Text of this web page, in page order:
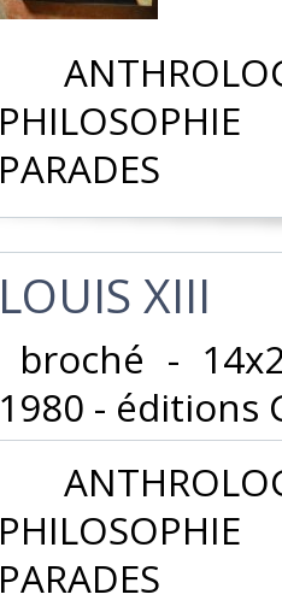
PHILOSOPHIE
PARADES‎
‎LOUIS XIII‎
broché -
1980 - éditions
PHILOSOPHIE
PARADES‎